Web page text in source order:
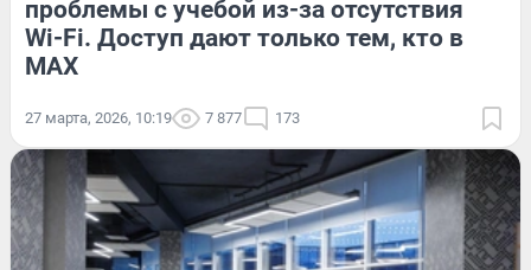
проблемы с учебой из-за отсутствия
Wi-Fi. Доступ дают только тем, кто в
MAX
27 марта, 2026, 10:19 7 877 173